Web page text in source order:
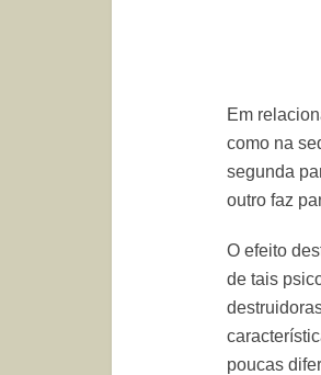
Em
como na
segunda
outro faz
O efeito
de tais
poucas